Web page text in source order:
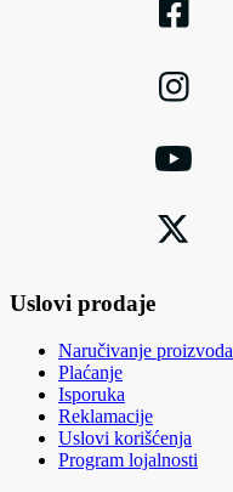
Uslovi prodaje
Naručivanje proizvoda
Plaćanje
Isporuka
Reklamacije
Uslovi korišćenja
Program lojalnosti